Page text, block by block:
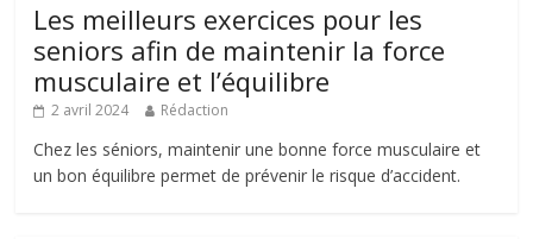
Les meilleurs exercices pour les
seniors afin de maintenir la force
musculaire et l’équilibre
2 avril 2024 Rédaction
Chez les séniors, maintenir une bonne force musculaire et
un bon équilibre permet de prévenir le risque d’accident.